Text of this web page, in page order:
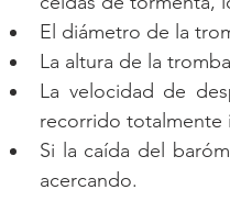
La altura de la
La velocidad de
recorrido
Si la caída del
acercando.